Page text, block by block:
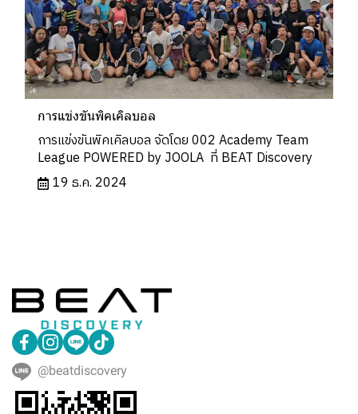
การแข่งขันพิคเคิลบอล
การแข่งขันพิคเคิลบอล จัดโดย 002 Academy Team
League POWERED by JOOLA ที่ BEAT Discovery
19 ธ.ค. 2024
@beatdiscovery